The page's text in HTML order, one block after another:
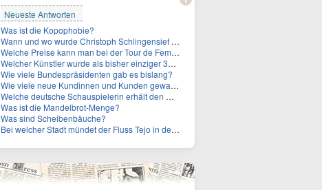
Neueste Antworten
Was ist die Kopophobie?
Wann und wo wurde Christoph Schlingensief geboren?
Welche Preise kann man bei der Tour de Femmes 2026 gewinnen?
Welcher Künstler wurde als bisher einziger 3x in die Rock and Roll Hall of Fame aufgenommen?
Wie viele Bundespräsidenten gab es bislang?
Wie viele neue Kundinnen und Kunden gewann MagentaTV allein durch die WM hinzu?
Welche deutsche Schauspielerin erhält den Deutschen Kulturpolitikpreis?
Was ist die Mandelbrot-Menge?
Was sind Scheibenbäuche?
Bei welcher Stadt mündet der Fluss Tejo in den Atlantik?